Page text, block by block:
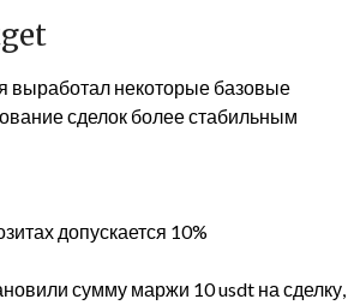
выработал некоторые базовые
сделок более стабильным
допускается 10%
сумму маржи 10 usdt на сделку,